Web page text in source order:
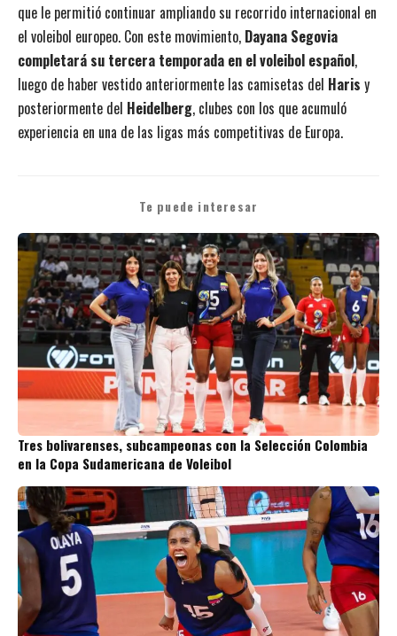
que le permitió continuar ampliando su recorrido internacional en
el voleibol europeo. Con este movimiento, Dayana Segovia
completará su tercera temporada en el voleibol español,
luego de haber vestido anteriormente las camisetas del Haris y
posteriormente del Heidelberg, clubes con los que acumuló
experiencia en una de las ligas más competitivas de Europa.
Te puede interesar
Tres bolivarenses, subcampeonas con la Selección Colombia
en la Copa Sudamericana de Voleibol